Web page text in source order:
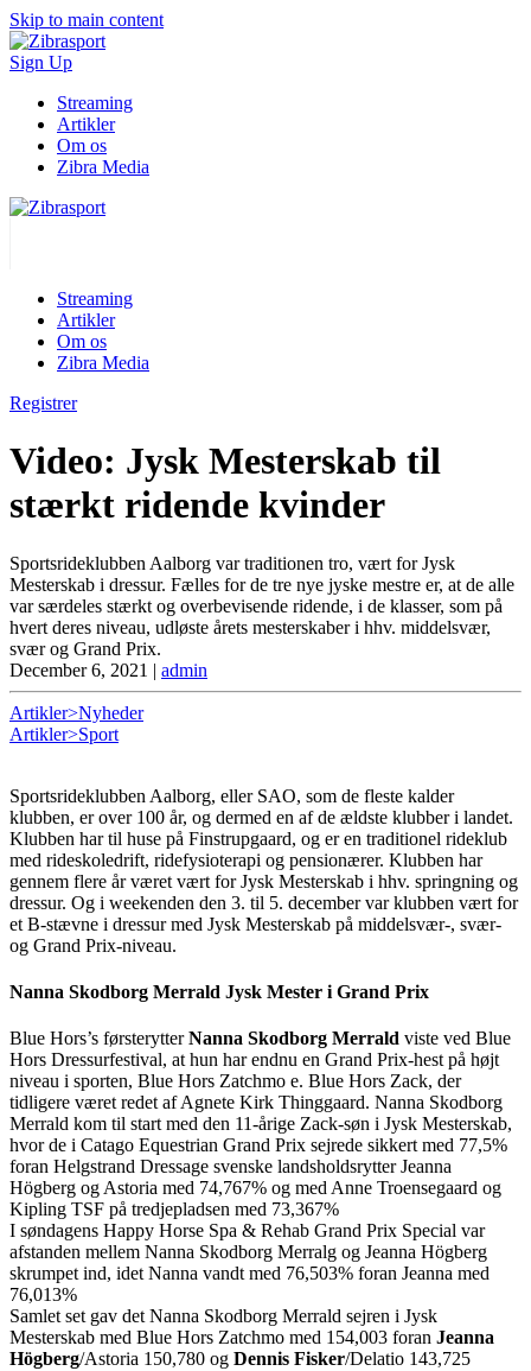
Skip to main content
Sign Up
Streaming
Artikler
Om os
Zibra Media
Streaming
Artikler
Om os
Zibra Media
Registrer
Video: Jysk Mesterskab til
stærkt ridende kvinder
Sportsrideklubben Aalborg var traditionen tro, vært for Jysk
Mesterskab i dressur. Fælles for de tre nye jyske mestre er, at de alle
var særdeles stærkt og overbevisende ridende, i de klasser, som på
hvert deres niveau, udløste årets mesterskaber i hhv. middelsvær,
svær og Grand Prix.
December 6, 2021 | admin
Artikler>Nyheder
Artikler>Sport
Sportsrideklubben Aalborg, eller SAO, som de fleste kalder
klubben, er over 100 år, og dermed en af de ældste klubber i landet.
Klubben har til huse på Finstrupgaard, og er en traditionel rideklub
med rideskoledrift, ridefysioterapi og pensionærer. Klubben har
gennem flere år været vært for Jysk Mesterskab i hhv. springning og
dressur. Og i weekenden den 3. til 5. december var klubben vært for
et B-stævne i dressur med Jysk Mesterskab på middelsvær-, svær-
og Grand Prix-niveau.
Nanna Skodborg Merrald Jysk Mester i Grand Prix
Blue Hors’s førsterytterNanna Skodborg Merrald viste ved Blue
Hors Dressurfestival, at hun har endnu en Grand Prix-hest på højt
niveau i sporten, Blue Hors Zatchmo e. Blue Hors Zack, der
tidligere været redet af Agnete Kirk Thinggaard. Nanna Skodborg
Merrald kom til start med den 11-årige Zack-søn i Jysk Mesterskab,
hvor de i Catago Equestrian Grand Prix sejrede sikkert med 77,5%
foran Helgstrand Dressage svenske landsholdsrytter Jeanna
Högberg og Astoria med 74,767% og med Anne Troensegaard og
Kipling TSF på tredjepladsen med 73,367%
I søndagens Happy Horse Spa & Rehab Grand Prix Special var
afstanden mellem Nanna Skodborg Merralg og Jeanna Högberg
skrumpet ind, idet Nanna vandt med 76,503% foran Jeanna med
76,013%
Samlet set gav det Nanna Skodborg Merrald sejren i Jysk
Mesterskab med Blue Hors Zatchmo med 154,003 foran Jeanna
Högberg/Astoria 150,780 og Dennis Fisker/Delatio 143,725